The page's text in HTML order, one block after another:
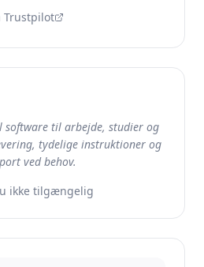
Trustpilot
til arbejde, studier og
tydelige instruktioner og
ved behov.
ikke tilgængelig